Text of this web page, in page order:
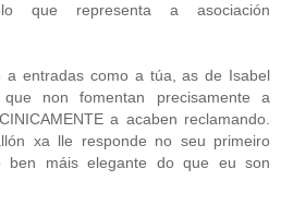
que representa a asociación
a entradas como a túa, as de Isabel
non fomentan precisamente a
a acaben reclamando.
xa lle responde no seu primeiro
ben máis elegante do que eu son